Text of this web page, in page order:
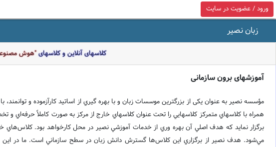
ورود / عضویت در سایت
زبان نصیر
کلاسهای آنلاین و کلاسهای"هوش
آموزشهای برون سازمانی
مؤسسه نصیر به عنوان یکی از بزرگترین موسسات زبان و با بهره گيري از اساتيد کارآزموده و
همراه با کلاسهاي متمرکز کلاسهايي را تحت عنوان کلاسهاي خارج از مرکز به صورت کاملاً حرفه‌اي و
برگزار نمايد که هدف اصلي آن بهره وري از خدمات آموزشي نصیر در محل کارخواهد بود. کلاس‌هاي
مي‌شود. هدف نصیر از برگزاري اين کلاس‌ها گسترش دانش زبان در سطح سازماني است. ما در اين